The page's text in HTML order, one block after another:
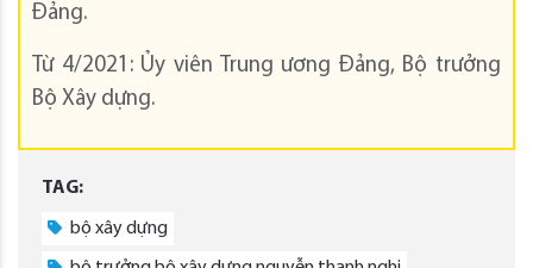
Đảng.
Từ 4/2021: Ủy viên Trung ương Đảng, Bộ trưởng
Bộ Xây dựng.
TAG:
bộ xây dựng